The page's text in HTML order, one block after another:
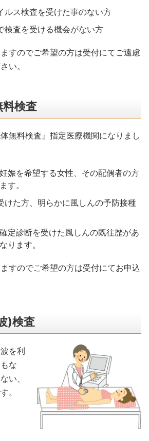
ルス検査を受けた事のない方
検査を受ける機会がない方
すのでご希望の方は受付にてご遠慮
い。
料検査
無料検査』指定医療機関になりまし
娠を希望する女性、その配偶者の方
す。
けた方、明らかに風しんの予防接種
定診断を受けた風しんの既往歴があ
ります。
すのでご希望の方は受付にてお申込
)検査
を利
な
い、
。